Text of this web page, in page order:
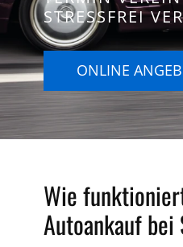
STRESSFREI
ONLINE
Wie
Autoankauf bei